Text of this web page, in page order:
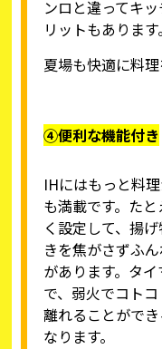
ンロと違ってキ
リットもあります。
夏場も快適に料
④便利な機能付き
IHにはもっと料
も満載です。た
く設定して、揚
きを焦がさずふ
があります。タ
で、弱火でコト
離れることがで
なります。